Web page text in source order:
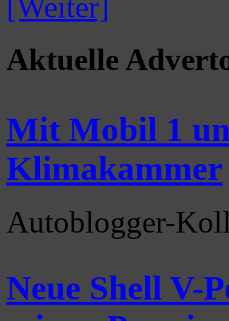
Aktuelle
Mit Mobil 1
Klimakammer
Autoblogger-
Neue Shell V-